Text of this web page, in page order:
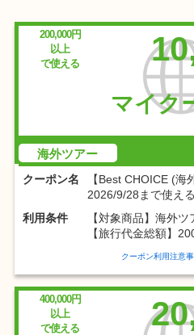
200,000円
以上
で使える
マイク
海外ツアー
クーポン名
【Best CHOICE (海
2026/9/28まで使え
利用条件
【対象商品】海外ツ
【旅行代金総額】
クーポン利用注意
400,000円
以上
で使える